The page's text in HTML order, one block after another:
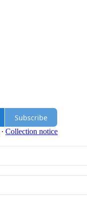
Subscribe
∙ Collection notice